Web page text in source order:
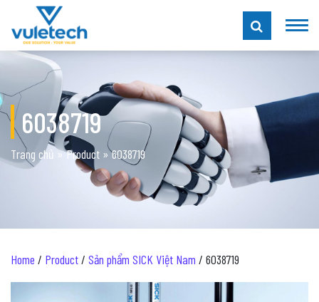
6038719
Trang chủ »Product »6038719
Home / Product/ Sản phẩm SICK Việt Nam / 6038719